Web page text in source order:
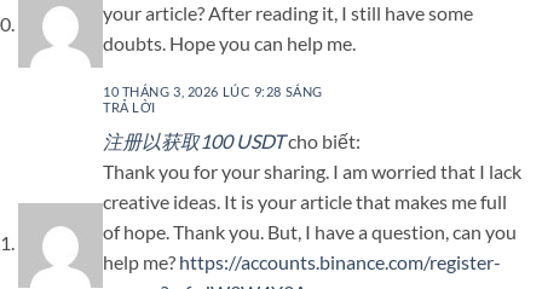
your article? After reading it, I still have some
doubts. Hope you can help me.
10 THÁNG 3, 2026 LÚC 9:28 SÁNG
TRẢ LỜI
注册以获取100 USDTcho biết:
Thank you for your sharing. I am worried that I lack
creative ideas. It is your article that makes me full
of hope. Thank you. But, I have a question, can you
help me? https://accounts.binance.com/register-